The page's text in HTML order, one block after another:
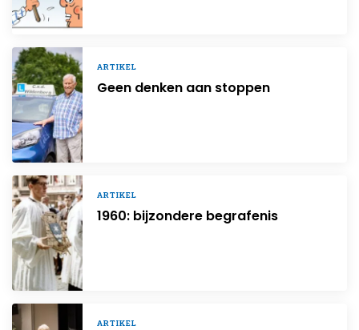
ARTIKEL
Geen denken aan stoppen
ARTIKEL
1960: bijzondere begrafenis
ARTIKEL